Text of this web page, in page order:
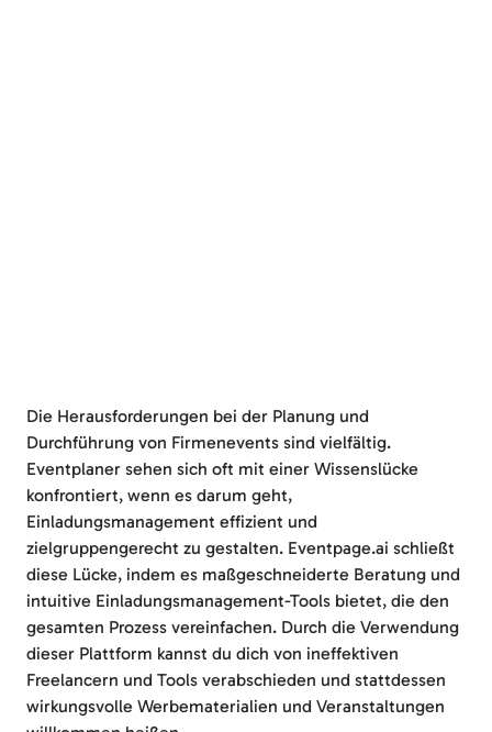
Die Herausforderungen bei der Planung und
Durchführung von Firmenevents sind vielfältig.
Eventplaner sehen sich oft mit einer Wissenslücke
konfrontiert, wenn es darum geht,
Einladungsmanagement effizient und
zielgruppengerecht zu gestalten. Eventpage.ai schließt
diese Lücke, indem es maßgeschneiderte Beratung und
intuitive Einladungsmanagement-Tools bietet, die den
gesamten Prozess vereinfachen. Durch die Verwendung
dieser Plattform kannst du dich von ineffektiven
Freelancern und Tools verabschieden und stattdessen
wirkungsvolle Werbematerialien und Veranstaltungen